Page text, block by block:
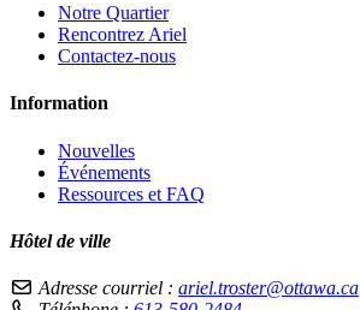
Notre Quartier
Rencontrez Ariel
Contactez-nous
Information
Nouvelles
Événements
Ressources et FAQ
Hôtel de ville
Adresse courriel : ariel.troster@ottawa.ca